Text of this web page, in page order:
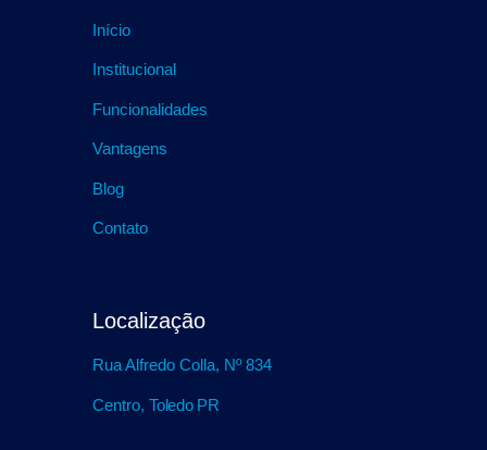
Início
Institucional
Funcionalidades
Vantagens
Blog
Contato
Localização
Rua Alfredo Colla, Nº 834
Centro, Toledo PR